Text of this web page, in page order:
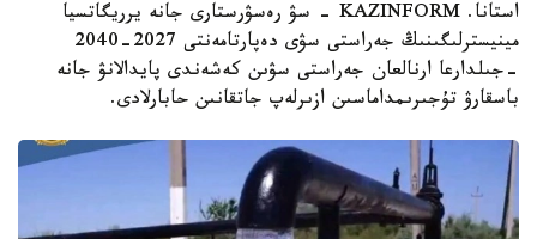
استانا. KAZINFORM - سۋ رەسۋرستارى جانە يرريگاتسيا
مينيسترلىگىنىڭ جەراستى سۋى دەپارتامەنتى 2027-2040
-جىلدارعا ارنالعان جەراستى سۋىن كەشەندى پايدالانۋ جانە
باسقارۋ تۇجىرىمداماسىن ازىرلەپ جاتقانىن حابارلادى.